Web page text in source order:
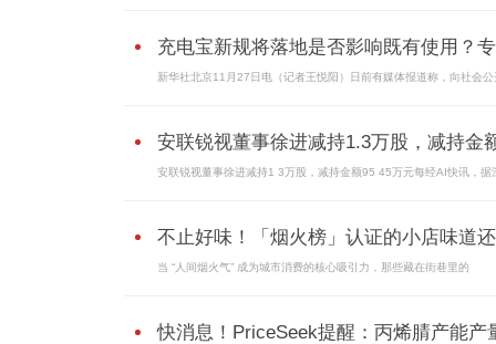
充电宝新规将落地是否影响既有使用？
新华社北京11月27日电（记者王悦阳）日前有媒体报道称，向社会公
安联锐视董事徐进减持1.3万股，减持金
安联锐视董事徐进减持1 3万股，减持金额95 45万元每经AI快讯，据
不止好味！「烟火榜」认证的小店味道
当 “人间烟火气” 成为城市消费的核心吸引力，那些藏在街巷里的
快消息！PriceSeek提醒：丙烯腈产能产